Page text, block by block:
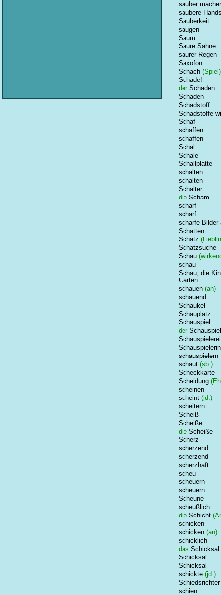
sauber
saubere
Sauberkeit
saugen
Saum
Saure Sahne
saurer Regen
Saxofon
Schach (Spiel)
Schade!
der Schaden
Schaden
Schadstoff
Schadstoffe
Schaf
schaffen
schaffen
Schal
Schale
Schallplatte
schalten
schalten
Schalter
die Scham
scharf
scharf
scharfe Bilder
Schatten
Schatz
Schatzsuche
Schau
schau
Schau, die
Garten.
schauen (an)
schauend
Schaukel
Schauplatz
Schauspiel
der
Schauspielerei
Schauspielerin
schauspielern
schaut (sb.)
Scheckkarte
Scheidung
scheinen
scheint (jd.)
scheitern
Scheiß-
Scheiße
die Scheiße
Scherz
scherzend
scherzend
scherzhaft
scheu
scheuern
scheuern
Scheune
scheußlich
die Schicht
schicken
schicken (an)
schicklich
das Schicksal
Schicksal
Schicksal
schickte (jd.)
Schiedsrichter
schien